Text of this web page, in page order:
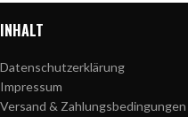
INHALT
Datenschutzerklärung
Impressum
Versand & Zahlungsbedingungen